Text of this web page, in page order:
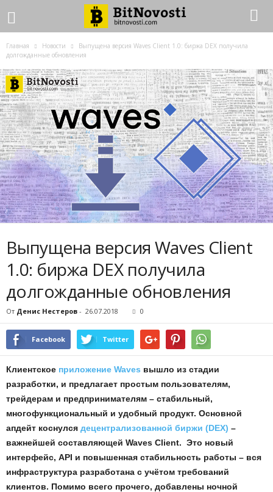
Главная Новости
Выпущена версия Waves Client 1.0: биржа DEX получила
долгожданные обновления
Выпущена версия Waves Client
1.0: биржа DEX получила
долгожданные обновления
От Денис Нестеров - 26.07.2018 0
Facebook Twitter
Клиентское приложение Waves вышло из стадии
разработки, и предлагает простым пользователям,
трейдерам и предпринимателям – стабильный,
многофункциональный и удобный продукт. Основной
апдейт коснулся децентрализованной биржи (DEX) –
важнейшей составляющей Waves Client. Это новый
интерфейс, API и повышенная стабильность работы – вся
инфраструктура разработана с учётом требований
клиентов. Помимо всего прочего, добавлены ночной